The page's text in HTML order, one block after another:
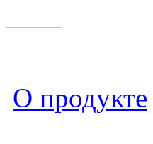
О продукте